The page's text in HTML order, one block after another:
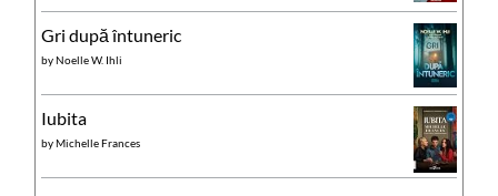
Gri după întuneric
byNoelle W. Ihli
Iubita
byMichelle Frances